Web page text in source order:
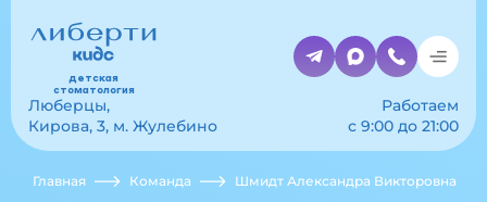
детская
стоматология
Люберцы,
Кирова, 3, м. Жулебино
Работаем
с 9:00 до 21:00
Главная Команда Шмидт Александра Викторовна